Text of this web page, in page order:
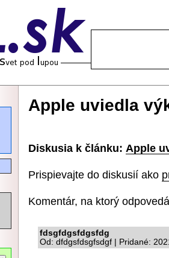
Apple uviedla
Diskusia k článku: Apple
Prispievajte do diskusií ako
Komentár, na ktorý
fdsgfdgsfdgsfdg
Od: dfdgsfdsgfsdgf | Pridané: